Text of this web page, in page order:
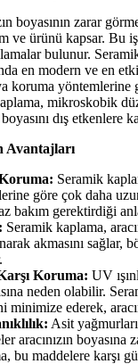
boyasının zarar
ve ürünü kapsar. Bu
bulunur.
en modern ve en
koruma yöntemlerine
mikroskobik
dış etkenlere
Avantajları
Seramik
göre çok daha
az bakım gerektirdiği
Seramik kaplama,
akmasını sağlar,
Koruma: UV
neden olabilir.
minimize ederek,
Asit
aracınızın boyasına
bu maddelere karşı